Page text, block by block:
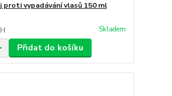
proti vypadávání vlasů 150 ml
Skladem
Přidat do košíku